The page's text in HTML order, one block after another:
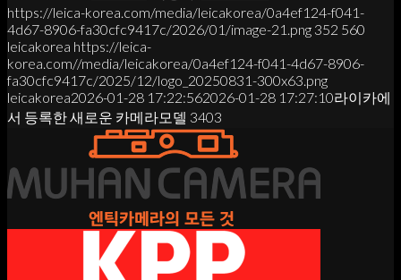
https://leica-korea.com/media/leicakorea/0a4ef124-f041-
4d67-8906-fa30cfc9417c/2026/01/image-21.png 352 560
leicakorea https://leica-
korea.com//media/leicakorea/0a4ef124-f041-4d67-8906-
fa30cfc9417c/2025/12/logo_20250831-300x63.png
leicakorea2026-01-28 17:22:562026-01-28 17:27:10라이카에
서 등록한 새로운 카메라모델 3403